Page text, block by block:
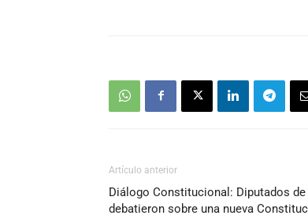
Artículo anterior
Diálogo Constitucional: Diputados
debatieron sobre una nueva